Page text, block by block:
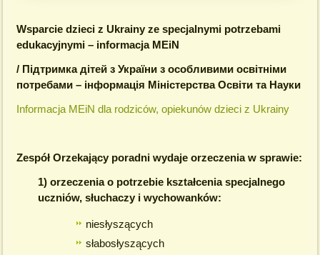
Wsparcie dzieci z Ukrainy ze specjalnymi potrzebami
edukacyjnymi – informacja MEiN
/ Підтримка дітей з України з особливими освітніми
потребами – інформація Міністерства Освіти та Науки
Informacja MEiN dla rodziców, opiekunów dzieci z Ukrainy
Zespół Orzekający poradni wydaje orzeczenia w sprawie:
1) orzeczenia o potrzebie kształcenia specjalnego
uczniów, słuchaczy i wychowanków:
niesłyszących
słabosłyszących